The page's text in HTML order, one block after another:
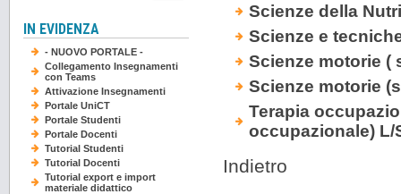
Scienze della
Scienze e
Scienze motorie (
Scienze motorie
Terapia
occupazionale) L/
Indietro
IN EVIDENZA
- NUOVO PORTALE -
Collegamento Insegnamenti
con Teams
Attivazione Insegnamenti
Portale UniCT
Portale Studenti
Portale Docenti
Tutorial Studenti
Tutorial Docenti
Tutorial export e import
materiale didattico